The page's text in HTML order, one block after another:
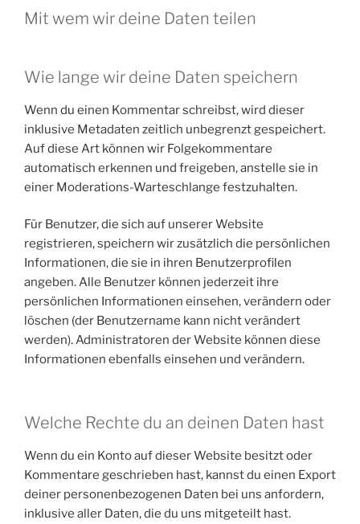
Mit wem wir deine Daten teilen
Wie lange wir deine Daten speichern
Wenn du einen Kommentar schreibst, wird dieser
inklusive Metadaten zeitlich unbegrenzt gespeichert.
Auf diese Art können wir Folgekommentare
automatisch erkennen und freigeben, anstelle sie in
einer Moderations-Warteschlange festzuhalten.
Für Benutzer, die sich auf unserer Website
registrieren, speichern wir zusätzlich die persönlichen
Informationen, die sie in ihren Benutzerprofilen
angeben. Alle Benutzer können jederzeit ihre
persönlichen Informationen einsehen, verändern oder
löschen (der Benutzername kann nicht verändert
werden). Administratoren der Website können diese
Informationen ebenfalls einsehen und verändern.
Welche Rechte du an deinen Daten hast
Wenn du ein Konto auf dieser Website besitzt oder
Kommentare geschrieben hast, kannst du einen Export
deiner personenbezogenen Daten bei uns anfordern,
inklusive aller Daten, die du uns mitgeteilt hast.